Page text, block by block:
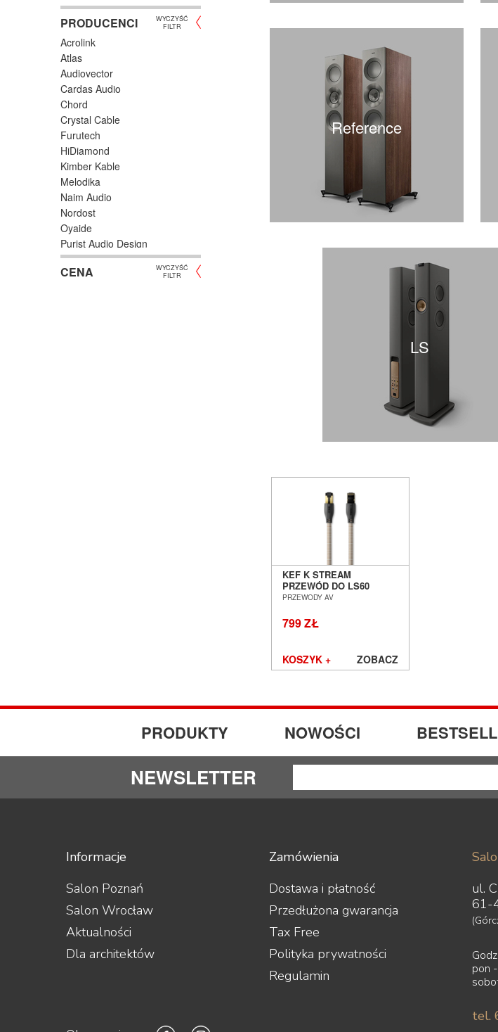
PRODUCENCI
WYCZYŚĆ
FILTR
Acrolink
Atlas
Audiovector
Cardas Audio
Chord
Crystal Cable
Furutech
HiDiamond
Kimber Kable
Melodika
Naim Audio
Nordost
Oyaide
Purist Audio Design
QED
Siltech
CENA
WYCZYŚĆ
FILTR
Reference
LS
KEF K STREAM
PRZEWÓD DO LS60
WIRELESS, LS50
SALON POZNAŃ
WROCŁAW
PRZEWODY AV
799 ZŁ
KOSZYK + ZOBACZ
PRODUKTY NOWOŚCI
NEWSLETTER
Informacje
Salon Poznań
Salon Wrocław
Aktualności
Dla architektów
Zamówienia
Dostawa i płatność
Przedłużona gwarancja
Tax Free
Polityka prywatności
Regulamin
ul.
61-
pon
tel.